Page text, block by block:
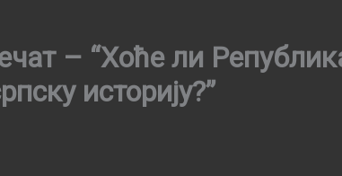
– “Хоће ли
историју?”